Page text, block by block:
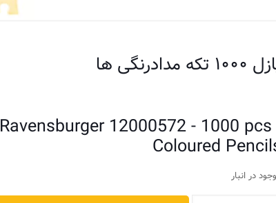
تکه مدادرنگی ها
Ravensburger 12000572 - 1000 pcs
Coloured
در انبار